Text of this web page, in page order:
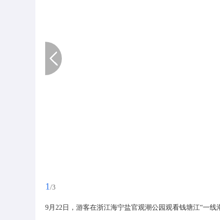
1 /3
9月22日，游客在浙江海宁盐官观潮公园观看钱塘江“一线